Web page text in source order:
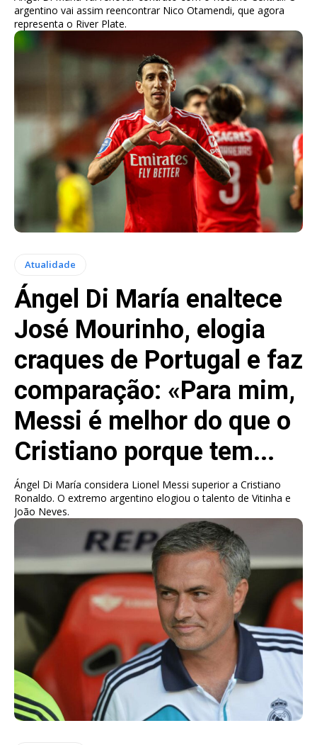
argentino vai assim reencontrar Nico Otamendi, que agora
representa o River Plate.
Atualidade
Ángel Di María enaltece
José Mourinho, elogia
craques de Portugal e faz
comparação: «Para mim,
Messi é melhor do que o
Cristiano porque tem...
Ángel Di María considera Lionel Messi superior a Cristiano
Ronaldo. O extremo argentino elogiou o talento de Vitinha e
João Neves.